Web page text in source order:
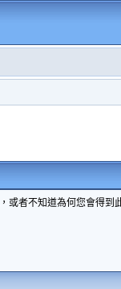
或者不知道為何您會得